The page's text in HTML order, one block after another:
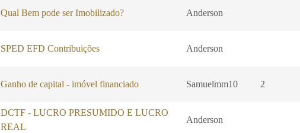
Qual Bem pode ser Imobilizado? Anderson
SPED EFD Contribuições Anderson
Ganho de capital - imóvel financiado Samuelmm10 2
DCTF - LUCRO PRESUMIDO E LUCRO
REAL
Anderson